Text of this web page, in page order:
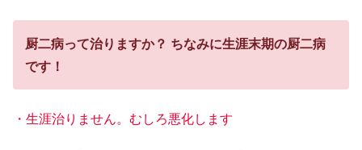
厨二病って治りますか？ ちなみに生涯末期の厨二病
です！
・生涯治りません。むしろ悪化します